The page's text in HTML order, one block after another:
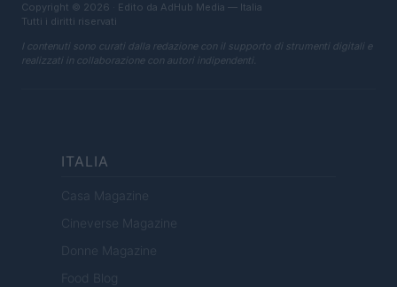
Copyright © 2026 · Edito da AdHub Media — Italia
Tutti i diritti riservati
I contenuti sono curati dalla redazione con il supporto di strumenti digitali e
realizzati in collaborazione con autori indipendenti.
ITALIA
Casa Magazine
Cineverse Magazine
Donne Magazine
Food Blog